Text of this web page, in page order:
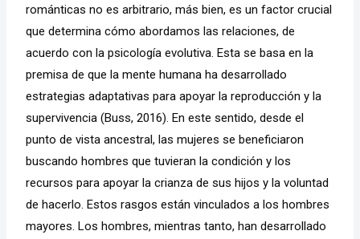
románticas no es arbitrario, más bien, es un factor crucial
que determina cómo abordamos las relaciones, de
acuerdo con la psicología evolutiva. Esta se basa en la
premisa de que la mente humana ha desarrollado
estrategias adaptativas para apoyar la reproducción y la
supervivencia (Buss, 2016). En este sentido, desde el
punto de vista ancestral, las mujeres se beneficiaron
buscando hombres que tuvieran la condición y los
recursos para apoyar la crianza de sus hijos y la voluntad
de hacerlo. Estos rasgos están vinculados a los hombres
mayores. Los hombres, mientras tanto, han desarrollado